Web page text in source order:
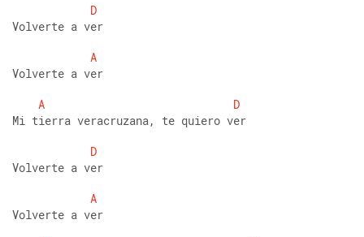
D
Volverte a ver
A
Volverte a ver
A
D
Mi tierra veracruzana, te quiero ver
D
Volverte a ver
A
Volverte a ver